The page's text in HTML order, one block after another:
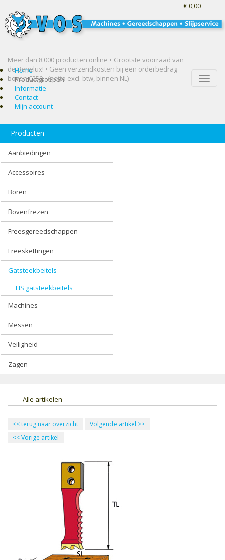
Meer dan 8.000 producten online • Grootste voorraad van
de Benelux! • Geen verzendkosten bij een orderbedrag
boven €250,- (netto excl. btw, binnen NL)
€ 0,00
Toggle
Home
Productgroepen
Informatie
Contact
Mijn account
Producten
Aanbiedingen
Accessoires
Boren
Bovenfrezen
Freesgereedschappen
Freeskettingen
Gatsteekbeitels
HS gatsteekbeitels
Machines
Messen
Veiligheid
Zagen
Alle artikelen
<<terug naar overzicht Volgende artikel >>
<<Vorige artikel